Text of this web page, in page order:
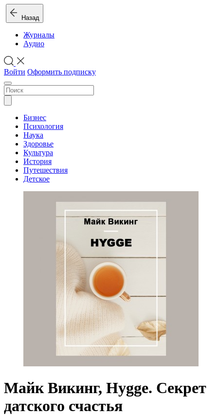
Назад
Журналы
Аудио
Войти Оформить подписку
Бизнес
Психология
Наука
Здоровье
Культура
История
Путешествия
Детское
Майк Викинг, Hygge. Секрет
датского счастья